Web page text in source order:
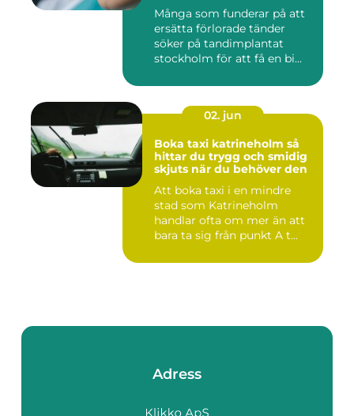
Många som funderar på att
ersätta förlorade tänder
söker på tandimplantat
stockholm för att få en bi...
02. jun
Boka taxi katrineholm så
hittar du trygg och smidig
skjuts när du behöver den
Att boka taxi i en mindre
stad som Katrineholm
handlar ofta om mer än att
bara ta sig från punkt A t...
Adress